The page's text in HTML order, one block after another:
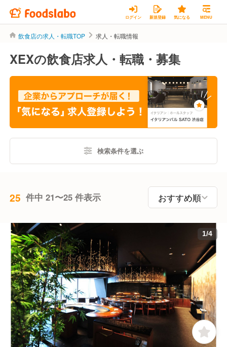
ログイン 新規登録 気になる MENU
飲食店の求人・転職TOP 求人・転職情報
XEXの飲食店求人・転職・募集
検索条件を選ぶ
25 件中 21〜25 件表示
1/4